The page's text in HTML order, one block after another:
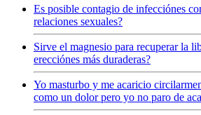
Es posible contagio de infecciónes
relaciones sexuales?
Sirve el magnesio para recuperar la
erecciónes más duraderas?
Yo masturbo y me acaricio
como un dolor pero yo no paro de